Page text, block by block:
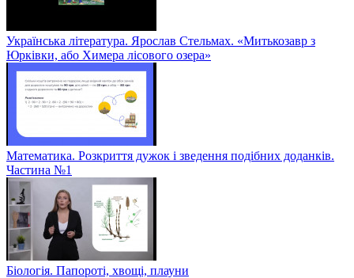
Українська література. Ярослав Стельмах. «Митькозавр з
Юрківки, або Химера лісового озера»
Математика. Розкриття дужок і зведення подібних доданків.
Частина №1
Біологія. Папороті, хвощі, плауни